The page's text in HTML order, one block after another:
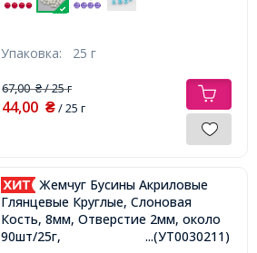
Упаковка: 25 г
67,00₴/ 25 г
44,00 ₴/ 25 г
Жемчуг Бусины Акриловые
Глянцевые Круглые, Слоновая
Кость, 8мм, Отверстие 2мм, около
90шт/25г,
...(УТ0030211)